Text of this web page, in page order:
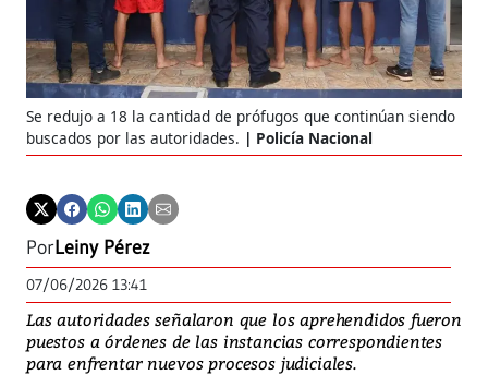
Se redujo a 18 la cantidad de prófugos que continúan siendo
buscados por las autoridades.
Policía Nacional
PorLeiny Pérez
07/06/2026 13:41
Las autoridades señalaron que los aprehendidos fueron
puestos a órdenes de las instancias correspondientes
para enfrentar nuevos procesos judiciales.